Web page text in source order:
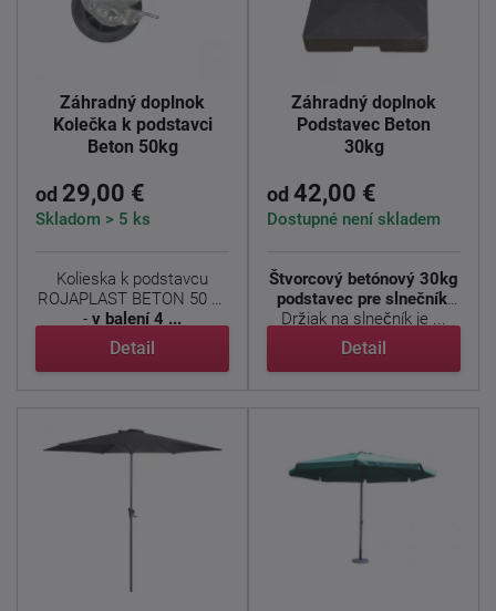
Záhradný doplnok
Kolečka k podstavci
Beton 50kg
od 29,00 €
Skladom > 5 ks
Kolieska k podstavcu
ROJAPLAST BETON 50 kg
- v balení 4 ...
Detail
Záhradný doplnok
Podstavec Beton
30kg
od 42,00 €
Dostupné není skladem
Štvorcový betónový 30kg
podstavec pre slnečník.
Držiak na slnečník je ...
Detail